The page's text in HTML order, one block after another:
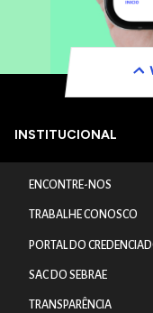
INSTITUCIONAL
ENCONTRE-NOS
TRABALHE CONOSCO
PORTAL DO
SAC DO SEBRAE
TRANSPARÊNCIA